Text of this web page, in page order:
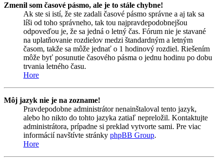
Zmenil som časové pásmo, ale je to stále chybne!
Ak ste si istí, že ste zadali časové pásmo správne a aj tak sa
líši od toho správneho, tak tou najpravdepodobnejšou
odpoveďou je, že sa jedná o letný čas. Fórum nie je stavané
na uplatňovanie rozdielov medzi štandardným a letným
časom, takže sa môže jednať o 1 hodinový rozdiel. Riešením
môže byť posunutie časového pásma o jednu hodinu po dobu
trvania letného času.
Hore
Môj jazyk nie je na zozname!
Pravdepodobne administrátor nenainštaloval tento jazyk,
alebo ho nikto do tohto jazyka zatiaľ nepreložil. Kontaktujte
administrátora, prípadne si preklad vytvorte sami. Pre viac
informácií navštívte stránky phpBB Group.
Hore